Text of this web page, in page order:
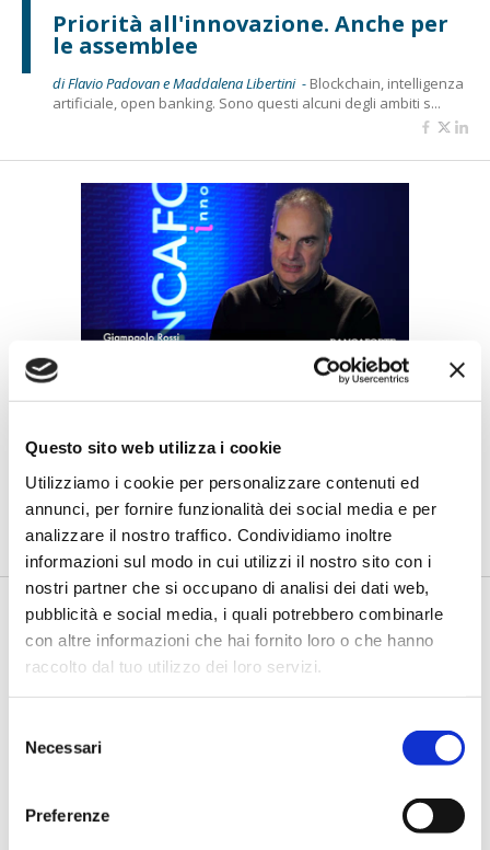
Questo sito web utilizza i cookie
Utilizziamo i cookie per personalizzare contenuti ed
annunci, per fornire funzionalità dei social media e per
analizzare il nostro traffico. Condividiamo inoltre
informazioni sul modo in cui utilizzi il nostro sito con i
nostri partner che si occupano di analisi dei dati web,
pubblicità e social media, i quali potrebbero combinarle
con altre informazioni che hai fornito loro o che hanno
raccolto dal tuo utilizzo dei loro servizi.
delNecessari
Preferenze
Priorità all'innovazione. Anche per
le assemblee
di Flavio Padovan e Maddalena Libertini - Blockchain, intelligenza
artificiale, open banking. Sono questi alcuni degli ambiti s...
efficaci
di Flavio Padovan e Maddalena Libertini -Il brand, veicolo ed
espressione dell'identità e dei valori dell'azienda, deve
essere...